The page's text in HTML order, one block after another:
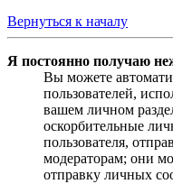
Вернуться к началу
Я постоянно получаю
Вы можете
пользователей,
вашем личном
оскорбительные
пользователя,
модераторам; они
отправку личных